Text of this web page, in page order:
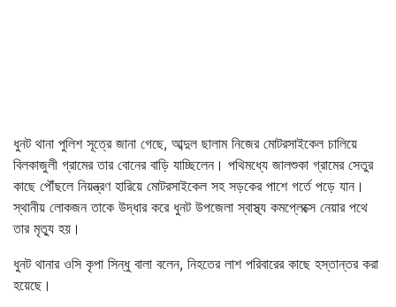
ধুনট থানা পুলিশ সূত্রে জানা গেছে, আব্দুল ছালাম নিজের মোটরসাইকেল চালিয়ে
বিলকাজুলী গ্রামের তার বোনের বাড়ি যাচ্ছিলেন। পথিমধ্যে জালশুকা গ্রামের সেতুর
কাছে পৌঁছলে নিয়ন্ত্রণ হারিয়ে মোটরসাইকেল সহ সড়কের পাশে গর্তে পড়ে যান।
স্থানীয় লোকজন তাকে উদ্ধার করে ধুনট উপজেলা স্বাস্থ্য কমপ্লেক্সে নেয়ার পথে
তার মৃত্যু হয়।
ধুনট থানার ওসি কৃপা সিন্ধু বালা বলেন, নিহতের লাশ পরিবারের কাছে হস্তান্তর করা
হয়েছে।